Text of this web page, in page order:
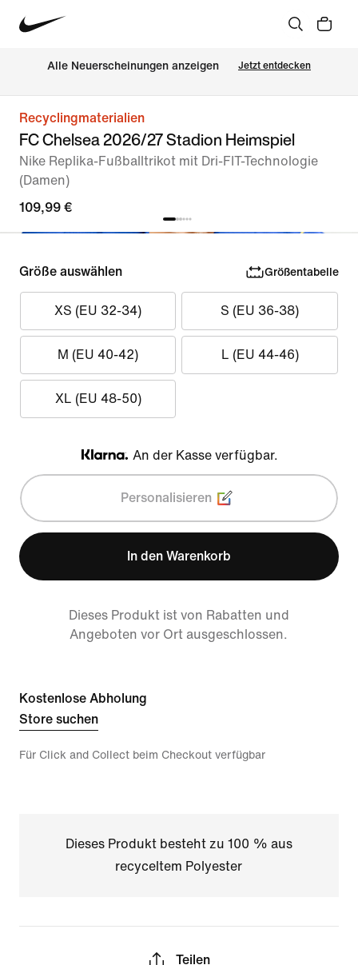
Alle Neuerscheinungen anzeigen Jetzt entdecken
Recyclingmaterialien
FC Chelsea 2026/27 Stadion Heimspiel
Nike Replika-Fußballtrikot mit Dri-FIT-Technologie
(Damen)
109,99 €
Größe auswählen Größentabelle
XS (EU 32-34) S (EU 36-38)
M (EU 40-42) L (EU 44-46)
XL (EU 48-50)
Klarna
An der Kasse verfügbar.
Personalisieren
In den Warenkorb
Dieses Produkt ist von Rabatten und
Angeboten vor Ort ausgeschlossen.
Kostenlose Abholung
Store suchen
Für Click and Collect beim Checkout verfügbar
Dieses Produkt besteht zu 100 % aus
recyceltem Polyester
Teilen